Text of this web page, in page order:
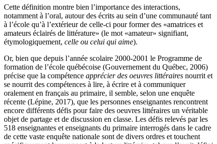
Cette définition montre bien l’importance des interactions,
notamment à l’oral, autour des écrits au sein d’une communauté tant
à l’école qu’à l’extérieur de celle-ci pour former des «amatrices et
amateurs éclairés de littérature» (le mot «amateur» signifiant,
étymologiquement, celle ou celui qui aime).
Or, bien que depuis l’année scolaire 2000-2001 le Programme de
formation de l’école québécoise (Gouvernement du Québec, 2006)
précise que la compétence apprécier des oeuvres littéraires nourrit et
se nourrit des compétences à lire, à écrire et à communiquer
oralement en français au primaire, il semble, selon une enquête
récente (Lépine, 2017), que les personnes enseignantes rencontrent
encore différents défis pour faire des oeuvres littéraires un véritable
objet de partage et de discussion en classe. Les défis relevés par les
518 enseignantes et enseignants du primaire interrogés dans le cadre
de cette vaste enquête nationale sont de divers ordres et touchent